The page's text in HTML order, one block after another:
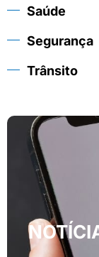
Saúde
Segurança
Trânsito